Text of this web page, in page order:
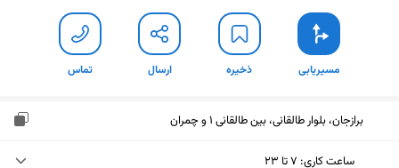
مسیریابی ذخیره ارسال تماس
برازجان، بلوار طالقانی، بین طالقانی 1 و چمران
ساعت کاری: ۷ تا ۲۳